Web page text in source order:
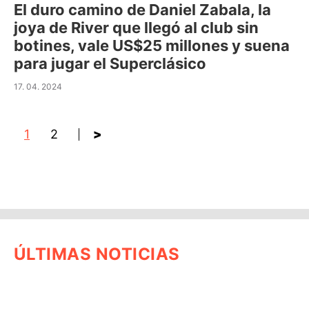
El duro camino de Daniel Zabala, la
joya de River que llegó al club sin
botines, vale US$25 millones y suena
para jugar el Superclásico
17. 04. 2024
1 2 >
ÚLTIMAS NOTICIAS